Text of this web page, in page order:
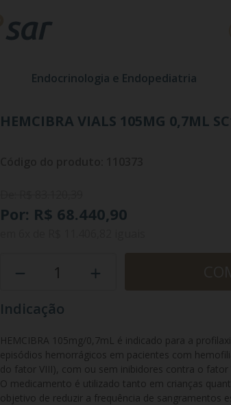
Endocrinologia e Endopediatria
HEMCIBRA VIALS 105MG 0,7ML
Por: R$ 68.440,90
Indicação
HEMCIBRA 105mg/0,7mL é indicado para a
episódios hemorrágicos em pacientes com
do fator VIII), com ou sem inibidores contra o fator
O medicamento é utilizado tanto em crianças
objetivo de reduzir a frequência de sangramentos